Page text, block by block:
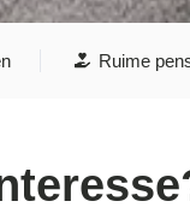
Ruime